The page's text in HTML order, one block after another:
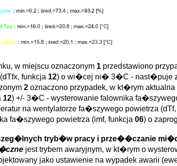
w miejscu oznaczonym 1 przedstawiono
funkcja 12) o wi�cej ni� 3�C - nast�puje
2 oznaczono przypadek, w kt�rym
12) +/- 3�C - wysterowanie falownika
na wentylatorze fa�szywego powietrza (dTf,
fa�szywego powietrza (imf, funkcja 06) o
tryb�w pracy i prze��czanie
jest trybem awaryjnym, w kt�rym o
jako ustawienie na wypadek awarii